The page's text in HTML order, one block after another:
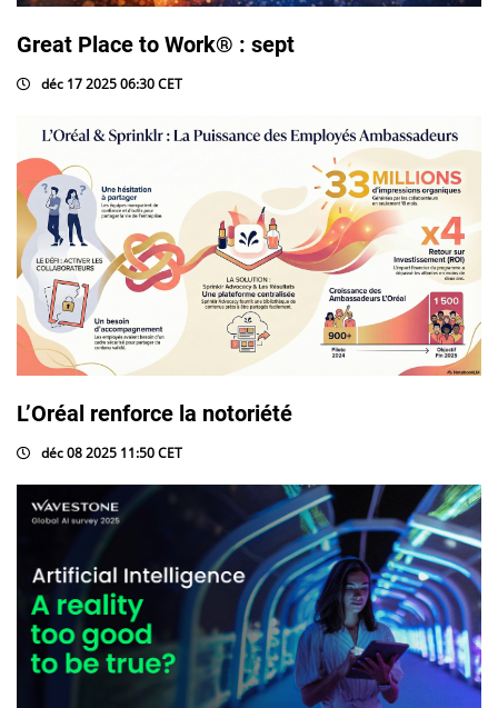
Great Place to Work® : sept
déc 17 2025 06:30 CET
L’Oréal renforce la notoriété
déc 08 2025 11:50 CET